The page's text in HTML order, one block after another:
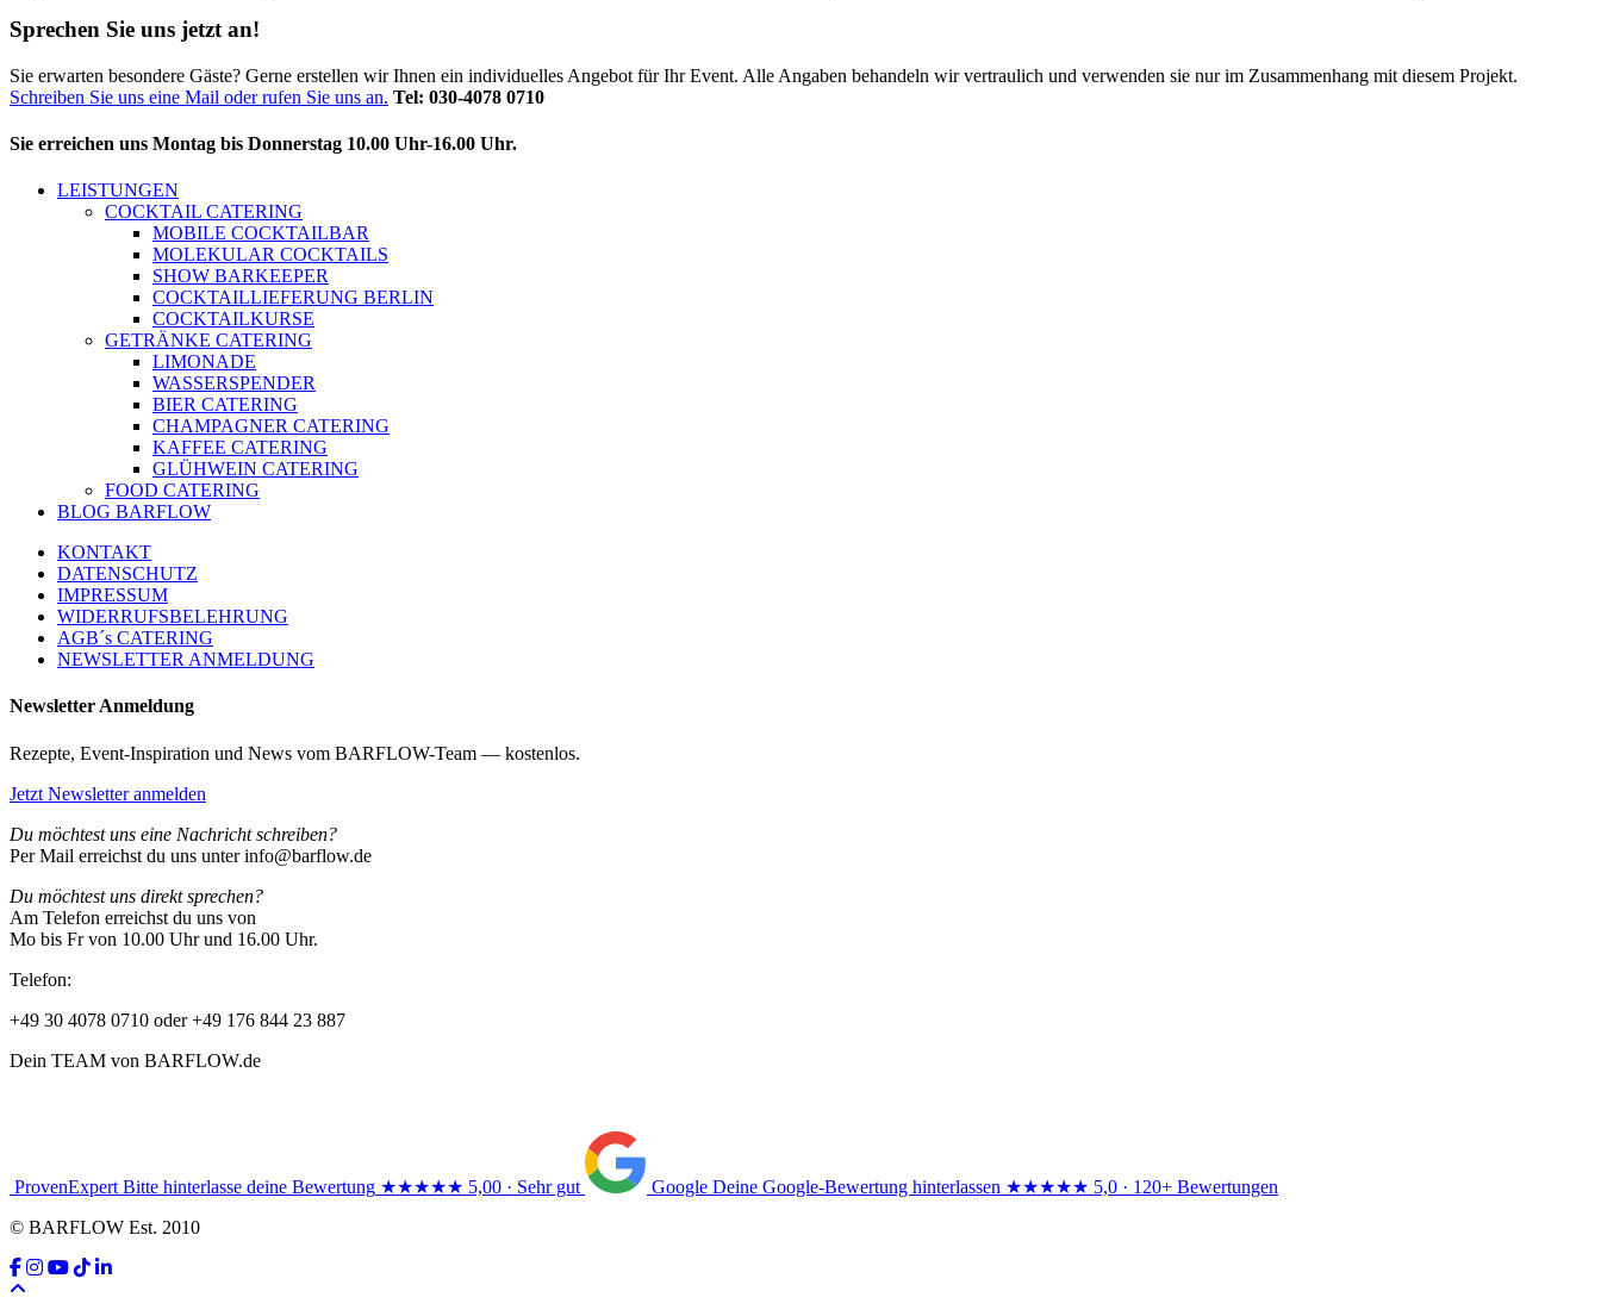
Sprechen Sie uns jetzt an!
Sie erwarten besondere Gäste? Gerne erstellen wir Ihnen ein individuelles Angebot für Ihr Event. Alle Angaben behandeln wir vertraulich und verwenden sie nur im Zusammenhang mit diesem Projekt.
Schreiben Sie uns eine Mail oder rufen Sie uns an. Tel: 030-4078 0710
Sie erreichen uns Montag bis Donnerstag 10.00 Uhr-16.00 Uhr.
LEISTUNGEN
COCKTAIL CATERING
MOBILE COCKTAILBAR
MOLEKULAR COCKTAILS
SHOW BARKEEPER
COCKTAILLIEFERUNG BERLIN
COCKTAILKURSE
GETRÄNKE CATERING
LIMONADE
WASSERSPENDER
BIER CATERING
CHAMPAGNER CATERING
KAFFEE CATERING
GLÜHWEIN CATERING
FOOD CATERING
BLOG BARFLOW
KONTAKT
DATENSCHUTZ
IMPRESSUM
WIDERRUFSBELEHRUNG
AGB´s CATERING
NEWSLETTER ANMELDUNG
Newsletter Anmeldung
Rezepte, Event-Inspiration und News vom BARFLOW-Team — kostenlos.
Jetzt Newsletter anmelden
Du möchtest uns eine Nachricht schreiben?
Per Mail erreichst du uns unter info@barflow.de
Du möchtest uns direkt sprechen?
Am Telefon erreichst du uns von
Mo bis Fr von 10.00 Uhr und 16.00 Uhr.
Telefon:
+49 30 4078 0710 oder +49 176 844 23 887
Dein TEAM von BARFLOW.de
ProvenExpert Bitte hinterlasse deine Bewertung ★★★★★ 5,00 · Sehr gut Google Deine Google-Bewertung hinterlassen ★★★★★ 5,0 · 120+ Bewertungen
© BARFLOW Est. 2010